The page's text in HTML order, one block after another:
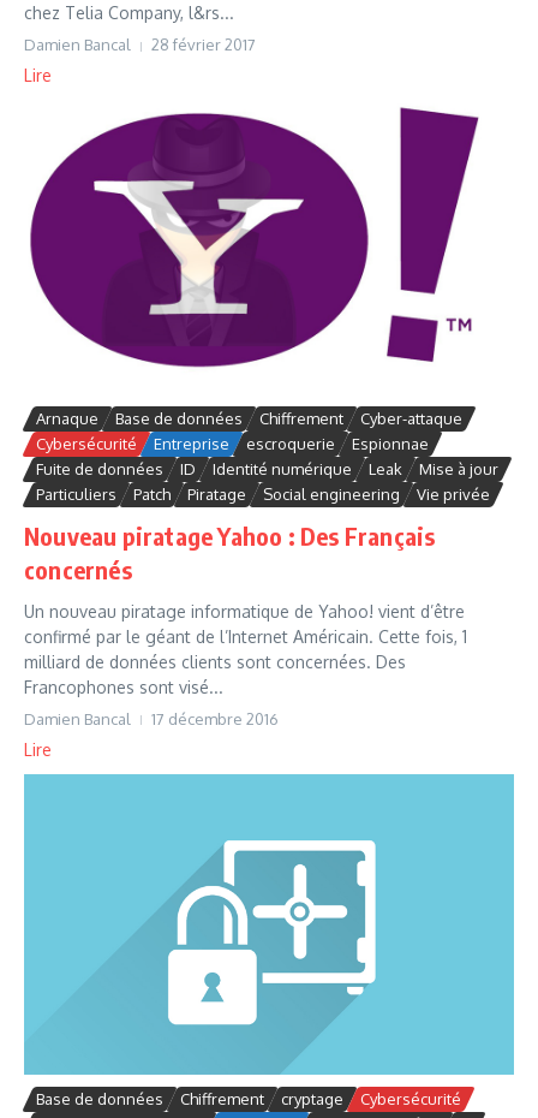
chez Telia Company, l&rs...
Damien Bancal 28 février 2017
Lire
Arnaque Base de données Chiffrement
Cyber-attaque
Cybersécurité
Entreprise escroquerie
Espionnae
Fuite de données
ID Identité numérique Leak
Mise à jour
Particuliers
Patch Piratage Social engineering Vie privée
Nouveau piratage Yahoo : Des Français
concernés
Un nouveau piratage informatique de Yahoo! vient d’être
confirmé par le géant de l’Internet Américain. Cette fois, 1
milliard de données clients sont concernées. Des
Francophones sont visé...
Damien Bancal 17 décembre 2016
Lire
Base de données Chiffrement cryptage
Cybersécurité